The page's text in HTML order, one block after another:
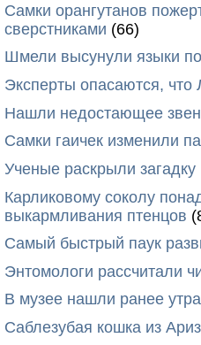
Самки орангутанов
сверстниками (66)
Шмели высунули языки
Эксперты опасаются,
Нашли недостающее
Самки гаичек изменили
Ученые раскрыли загадку
Карликовому соколу
выкармливания птенцов
Самый быстрый паук
Энтомологи рассчитали
В музее нашли ранее
Саблезубая кошка из